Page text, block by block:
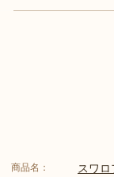
商品名： スワ